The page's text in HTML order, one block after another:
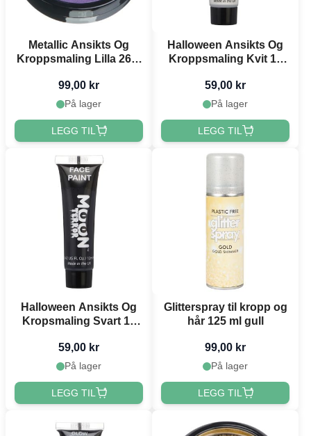
Metallic Ansikts Og
Kroppsmaling Lilla 26 g
99,00 kr
På lager
LEGG TIL
Halloween Ansikts Og
Kroppsmaling Kvit 12
59,00 kr
På lager
LEGG TIL
Halloween Ansikts Og
Kropsmaling Svart 12
59,00 kr
På lager
LEGG TIL
Glitterspray til kropp og
hår 125 ml gull
99,00 kr
På lager
LEGG TIL